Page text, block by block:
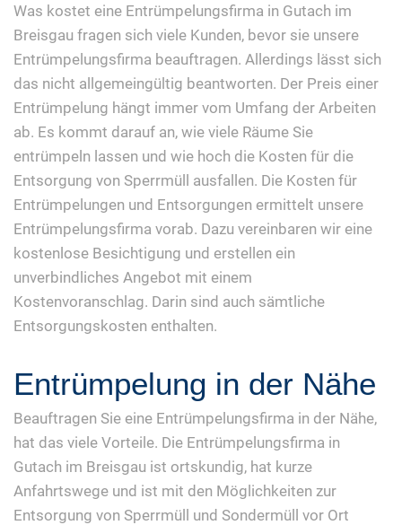
Was kostet eine Entrümpelungsfirma in Gutach im
Breisgau fragen sich viele Kunden, bevor sie unsere
Entrümpelungsfirma beauftragen. Allerdings lässt sich
das nicht allgemeingültig beantworten. Der Preis einer
Entrümpelung hängt immer vom Umfang der Arbeiten
ab. Es kommt darauf an, wie viele Räume Sie
entrümpeln lassen und wie hoch die Kosten für die
Entsorgung von Sperrmüll ausfallen. Die Kosten für
Entrümpelungen und Entsorgungen ermittelt unsere
Entrümpelungsfirma vorab. Dazu vereinbaren wir eine
kostenlose Besichtigung und erstellen ein
unverbindliches Angebot mit einem
Kostenvoranschlag. Darin sind auch sämtliche
Entsorgungskosten enthalten.
Entrümpelung in der Nähe
Beauftragen Sie eine Entrümpelungsfirma in der Nähe,
hat das viele Vorteile. Die Entrümpelungsfirma in
Gutach im Breisgau ist ortskundig, hat kurze
Anfahrtswege und ist mit den Möglichkeiten zur
Entsorgung von Sperrmüll und Sondermüll vor Ort